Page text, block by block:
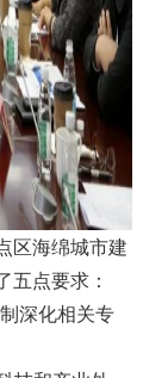
区海绵城市建
五点要求：
深化相关专